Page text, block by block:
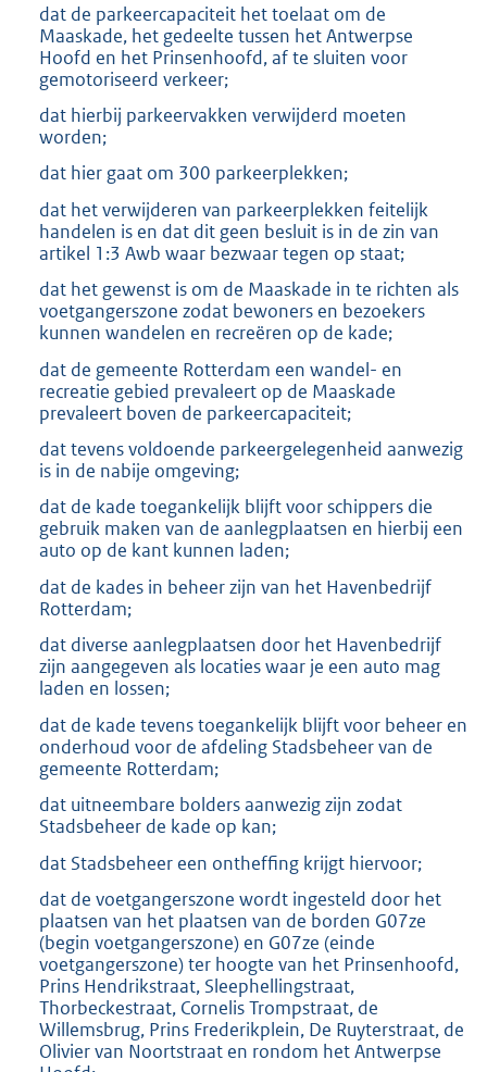
dat de parkeercapaciteit het toelaat om de
Maaskade, het gedeelte tussen het Antwerpse
Hoofd en het Prinsenhoofd, af te sluiten voor
gemotoriseerd verkeer;
dat hierbij parkeervakken verwijderd moeten
worden;
dat hier gaat om 300 parkeerplekken;
dat het verwijderen van parkeerplekken feitelijk
handelen is en dat dit geen besluit is in de zin van
artikel 1:3 Awb waar bezwaar tegen op staat;
dat het gewenst is om de Maaskade in te richten als
voetgangerszone zodat bewoners en bezoekers
kunnen wandelen en recreëren op de kade;
dat de gemeente Rotterdam een wandel- en
recreatie gebied prevaleert op de Maaskade
prevaleert boven de parkeercapaciteit;
dat tevens voldoende parkeergelegenheid aanwezig
is in de nabije omgeving;
dat de kade toegankelijk blijft voor schippers die
gebruik maken van de aanlegplaatsen en hierbij een
auto op de kant kunnen laden;
dat de kades in beheer zijn van het Havenbedrijf
Rotterdam;
dat diverse aanlegplaatsen door het Havenbedrijf
zijn aangegeven als locaties waar je een auto mag
laden en lossen;
dat de kade tevens toegankelijk blijft voor beheer en
onderhoud voor de afdeling Stadsbeheer van de
gemeente Rotterdam;
dat uitneembare bolders aanwezig zijn zodat
Stadsbeheer de kade op kan;
dat Stadsbeheer een ontheffing krijgt hiervoor;
dat de voetgangerszone wordt ingesteld door het
plaatsen van het plaatsen van de borden G07ze
(begin voetgangerszone) en G07ze (einde
voetgangerszone) ter hoogte van het Prinsenhoofd,
Prins Hendrikstraat, Sleephellingstraat,
Thorbeckestraat, Cornelis Trompstraat, de
Willemsbrug, Prins Frederikplein, De Ruyterstraat, de
Olivier van Noortstraat en rondom het Antwerpse